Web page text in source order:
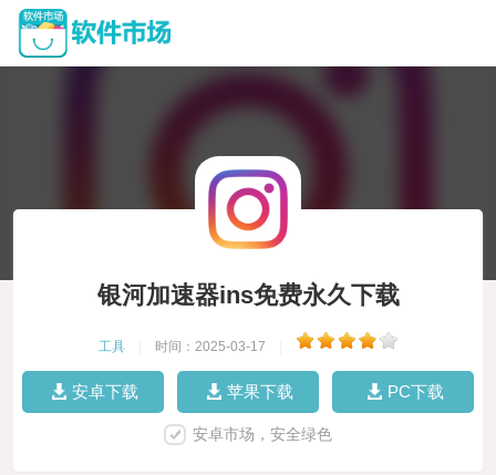
银河加速器ins免费永久下载
工具 时间：2025-03-17
安卓下载 苹果下载 PC下载
安卓市场，安全绿色